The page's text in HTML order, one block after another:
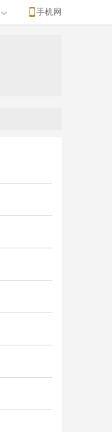
手机网